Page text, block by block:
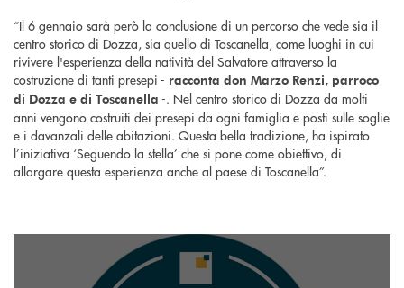
“Il 6 gennaio sarà però la conclusione di un percorso che vede sia il
centro storico di Dozza, sia quello di Toscanella, come luoghi in cui
rivivere l'esperienza della natività del Salvatore attraverso la
costruzione di tanti presepi - racconta don Marzo Renzi, parroco
di Dozza e di Toscanella -. Nel centro storico di Dozza da molti
anni vengono costruiti dei presepi da ogni famiglia e posti sulle soglie
e i davanzali delle abitazioni. Questa bella tradizione, ha ispirato
l’iniziativa ‘Seguendo la stella’ che si pone come obiettivo, di
allargare questa esperienza anche al paese di Toscanella”.